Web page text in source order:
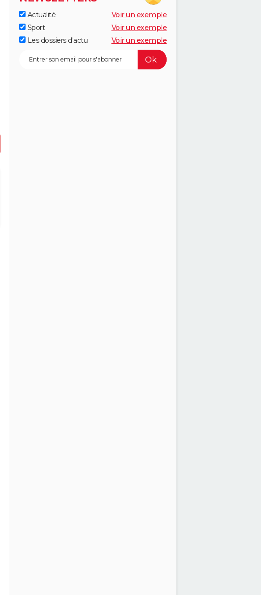
Actualité
Voir un exemple
Sport
Voir un exemple
Les dossiers d'actu
Voir un exemple